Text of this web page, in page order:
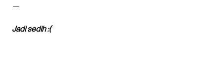
—
Jadi sedih :(